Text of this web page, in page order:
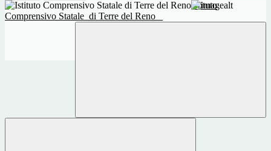
Istituto
Comprensivo Statale di Terre del Reno